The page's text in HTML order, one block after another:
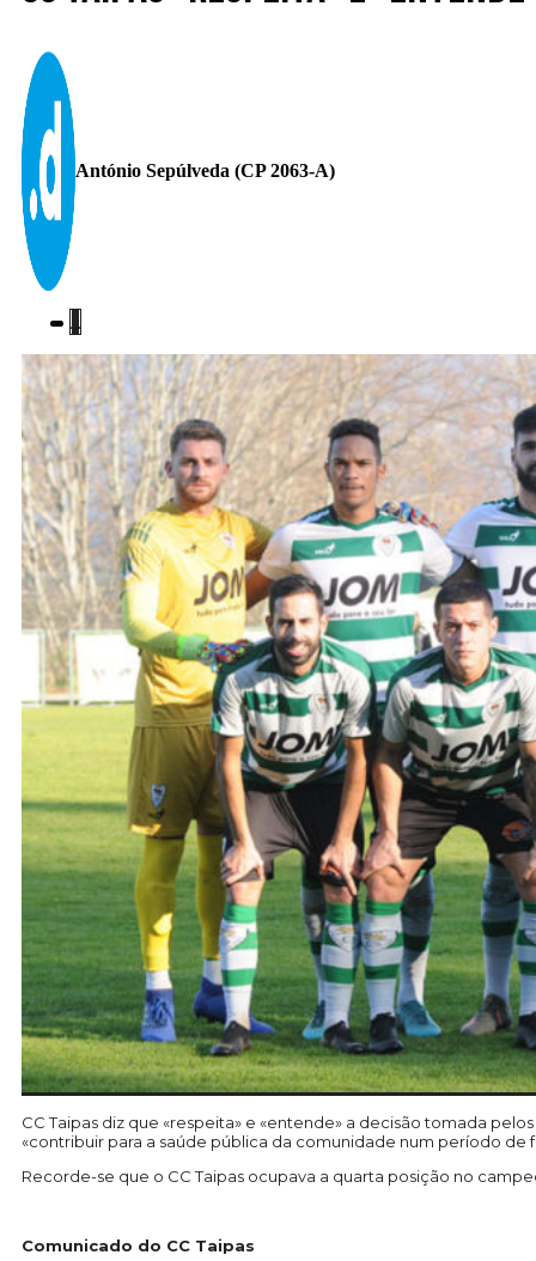
António Sepúlveda (CP 2063-A)
CC Taipas diz que «respeita» e «entende» a decisão tomada
«contribuir para a saúde pública da comunidade num período de
Recorde-se que o CC Taipas ocupava a quarta posição no
Comunicado do CC Taipas